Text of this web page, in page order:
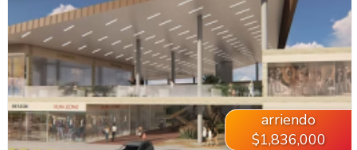
VER INMUEBLE
arriendo
$1,836,000